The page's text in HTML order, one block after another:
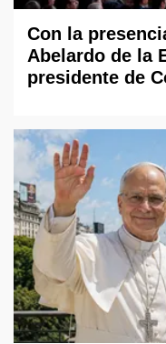
Con la
Abelardo de la
presidente de